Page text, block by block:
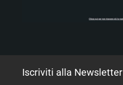
Iscriviti alla Newsletter